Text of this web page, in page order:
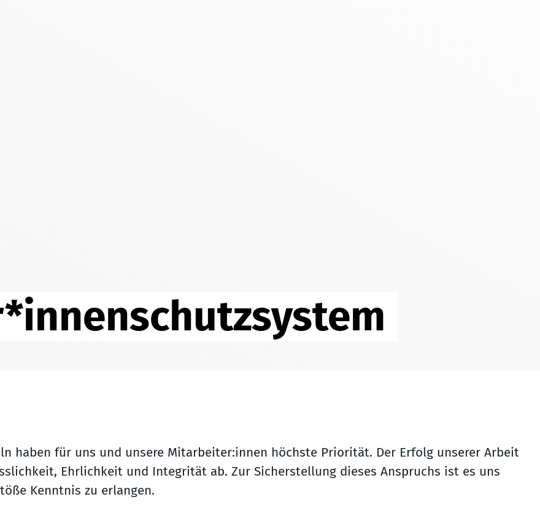
haben für uns und unsere Mitarbeiter:innen höchste Priorität. Der Erfolg unserer Arbeit
Ehrlichkeit und Integrität ab. Zur Sicherstellung dieses Anspruchs ist es uns
Kenntnis zu erlangen.